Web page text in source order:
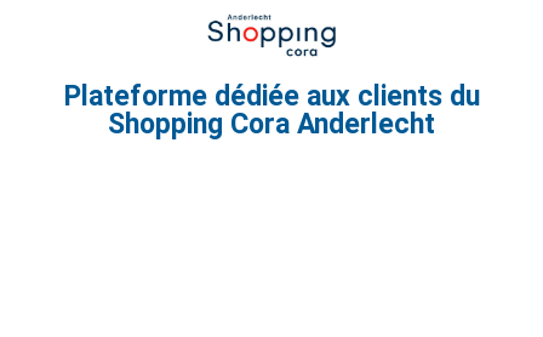
Plateforme dédiée aux clients du
Shopping Cora Anderlecht